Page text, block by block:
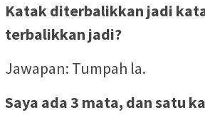
Katak diterbalikkan jadi
terbalikkan jadi?
Jawapan: Tumpah la.
Saya ada 3 mata, dan satu